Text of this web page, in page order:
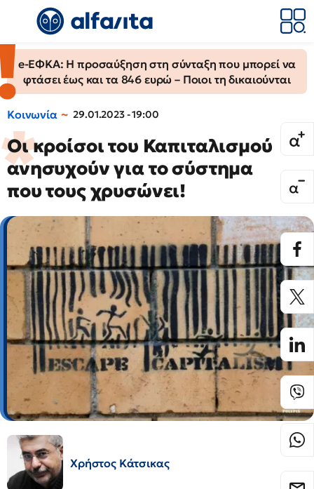
e-ΕΦΚΑ: Η προσαύξηση στη σύνταξη που μπορεί να
φτάσει έως και τα 846 ευρώ – Ποιοι τη δικαιούνται
Κοινωνία 29.01.2023 - 19:00
Οι κροίσοι του Καπιταλισμού
ανησυχούν για το σύστημα
που τους χρυσώνει!
Χρήστος Κάτσικας